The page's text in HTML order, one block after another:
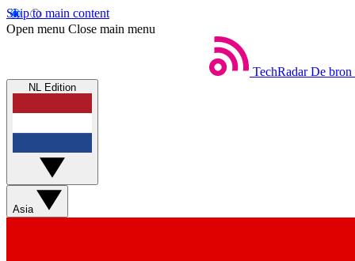
Skip to main content
Open menu Close main menu
TechRadar De bron
NL Edition
Asia